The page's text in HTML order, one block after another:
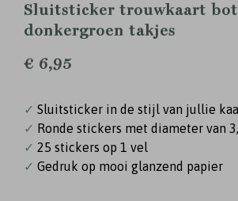
Sluitsticker trouwkaart
donkergroen takjes
€ 6,95
✓ Sluitsticker in de stijl van jullie
✓ Ronde stickers met diameter van
✓ 25 stickers op 1 vel
✓ Gedruk op mooi glanzend papier